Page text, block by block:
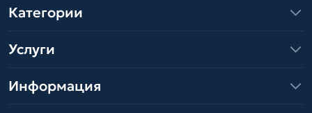
Категории
Услуги
Информация